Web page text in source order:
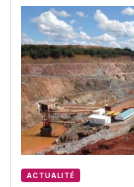
ACTUALITÉ